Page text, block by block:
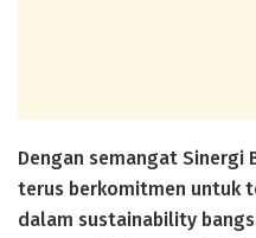
Dengan semangat Sinergi
terus berkomitmen untuk
dalam sustainability